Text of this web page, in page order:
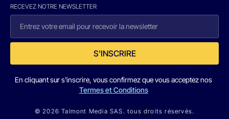
RECEVEZ NOTRE NEWSLETTER
S'INSCRIRE
En cliquant sur s'inscrire, vous confirmez que vous acceptez nos
Termes et Conditions
© 2026 Talmont Media SAS. tous droits réservés.